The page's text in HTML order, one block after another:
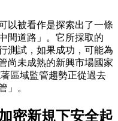
可以被看作是探索出了一條
間道路」。它所採取的
測試，如果成功，可能為
尚未成熟的新興市場國家
區域監管趨勢正從過去
」。
密新規下安全起